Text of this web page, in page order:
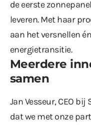
de eerste
leveren. Met haar
aan het versnellen
energietransitie.
Meerdere
samen
Jan Vesseur, CEO
dat we met onze